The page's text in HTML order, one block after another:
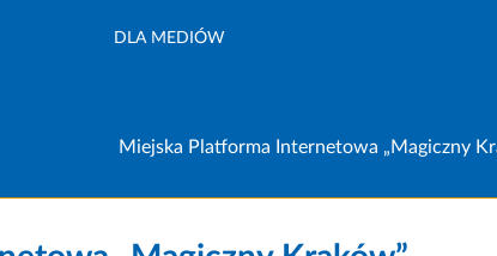
DLA MEDIÓW
Miejska Platforma Internetowa „Magiczny